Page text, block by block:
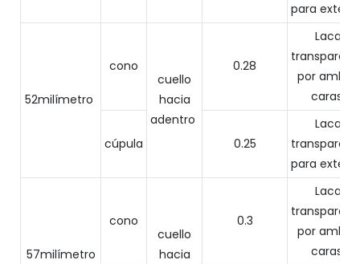
para
52milímetro
cono
cuello
hacia
adentro
0.28
Laca
por ambas
caras.
cúpula 0.25
Laca
para
57milímetro
cono
cuello
hacia
0.3
Laca
por ambas
caras.